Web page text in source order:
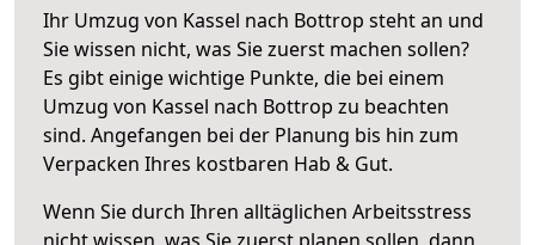
Ihr Umzug von Kassel nach Bottrop steht an und
Sie wissen nicht, was Sie zuerst machen sollen?
Es gibt einige wichtige Punkte, die bei einem
Umzug von Kassel nach Bottrop zu beachten
sind. Angefangen bei der Planung bis hin zum
Verpacken Ihres kostbaren Hab & Gut.
Wenn Sie durch Ihren alltäglichen Arbeitsstress